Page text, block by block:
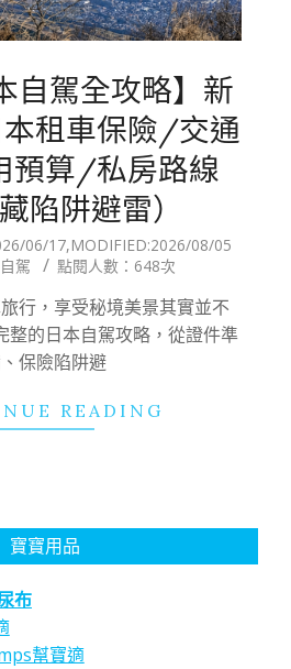
自駕全攻略】新
租車保險/交通
預算/私房路線
陷阱避雷）
06/17,MODIFIED:2026/08/05
駕 點閱人數：648次
行，享受秘境美景其實並不
整的日本自駕攻略，從證件準
保險陷阱避
READING
寶寶用品
布
幫寶適